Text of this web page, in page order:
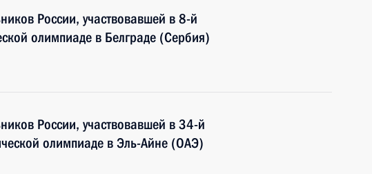
России, участвовавшей в 8-й
олимпиаде в Белграде (Сербия)
России, участвовавшей в 34-й
олимпиаде в Эль-Айне (ОАЭ)